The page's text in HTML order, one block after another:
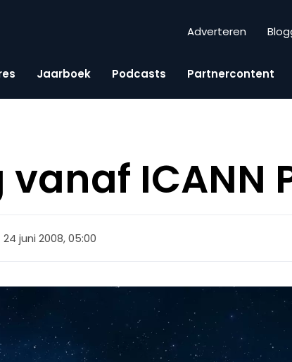
Adverteren
Jaarboek Podcasts Partnercontent
ICANN
24 juni 2008, 05:00